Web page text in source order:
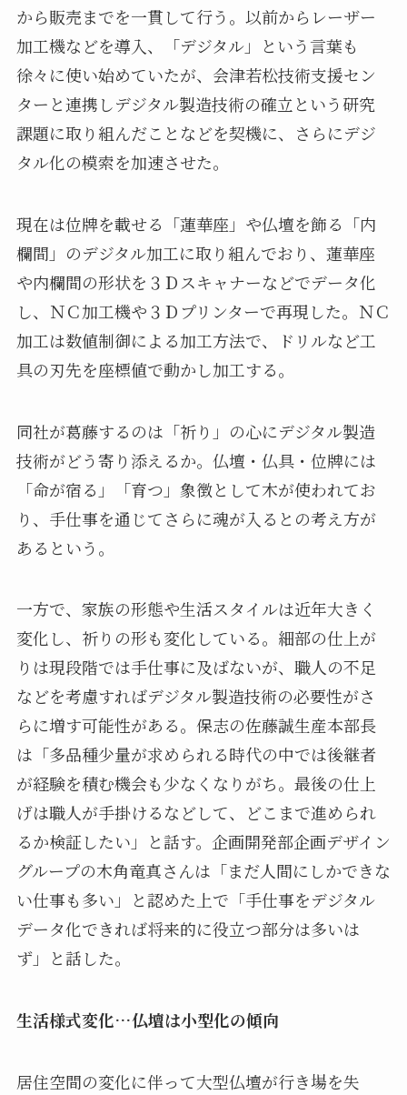
から販売までを一貫して行う。以前からレーザー
加工機などを導入、「デジタル」という言葉も
徐々に使い始めていたが、会津若松技術支援セン
ターと連携しデジタル製造技術の確立という研究
課題に取り組んだことなどを契機に、さらにデジ
タル化の模索を加速させた。
現在は位牌を載せる「蓮華座」や仏壇を飾る「内
欄間」のデジタル加工に取り組んでおり、蓮華座
や内欄間の形状を３Ｄスキャナーなどでデータ化
し、ＮＣ加工機や３Ｄプリンターで再現した。ＮＣ
加工は数値制御による加工方法で、ドリルなど工
具の刃先を座標値で動かし加工する。
同社が葛藤するのは「祈り」の心にデジタル製造
技術がどう寄り添えるか。仏壇・仏具・位牌には
「命が宿る」「育つ」象徴として木が使われてお
り、手仕事を通じてさらに魂が入るとの考え方が
あるという。
一方で、家族の形態や生活スタイルは近年大きく
変化し、祈りの形も変化している。細部の仕上が
りは現段階では手仕事に及ばないが、職人の不足
などを考慮すればデジタル製造技術の必要性がさ
らに増す可能性がある。保志の佐藤誠生産本部長
は「多品種少量が求められる時代の中では後継者
が経験を積む機会も少なくなりがち。最後の仕上
げは職人が手掛けるなどして、どこまで進められ
るか検証したい」と話す。企画開発部企画デザイン
グループの木角竜真さんは「まだ人間にしかできな
い仕事も多い」と認めた上で「手仕事をデジタル
データ化できれば将来的に役立つ部分は多いは
ず」と話した。
生活様式変化…仏壇は小型化の傾向
居住空間の変化に伴って大型仏壇が行き場を失